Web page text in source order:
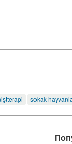
sokak